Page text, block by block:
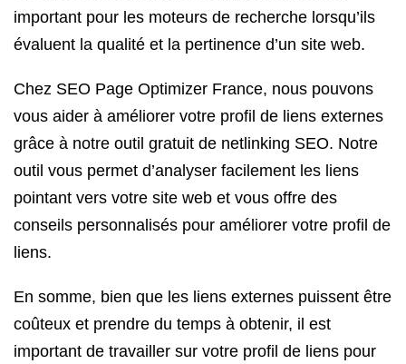
important pour les moteurs de recherche lorsqu’ils
évaluent la qualité et la pertinence d’un site web.
Chez SEO Page Optimizer France, nous pouvons
vous aider à améliorer votre profil de liens externes
grâce à notre outil gratuit de netlinking SEO. Notre
outil vous permet d’analyser facilement les liens
pointant vers votre site web et vous offre des
conseils personnalisés pour améliorer votre profil de
liens.
En somme, bien que les liens externes puissent être
coûteux et prendre du temps à obtenir, il est
important de travailler sur votre profil de liens pour